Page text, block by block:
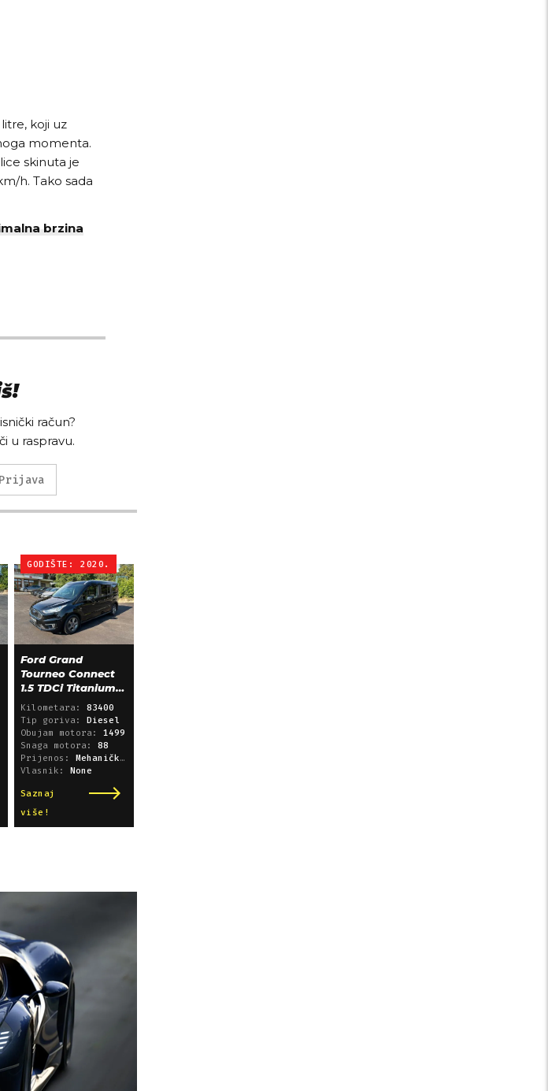
koji uz
momenta.
skinuta je
h. Tako sada
brzina
račun?
u raspravu.
Prijava
GODIŠTE: 2020.
Ford Grand
Tourneo Connect
1.5 TDCi Titanium
L2 - panorama,
navigacija
Kilometara: 83400
Tip goriva: Diesel
Obujam motora: 1499
Snaga motora: 88
Prijenos: Mehanički mjenjač
Vlasnik: None
Saznaj
više!